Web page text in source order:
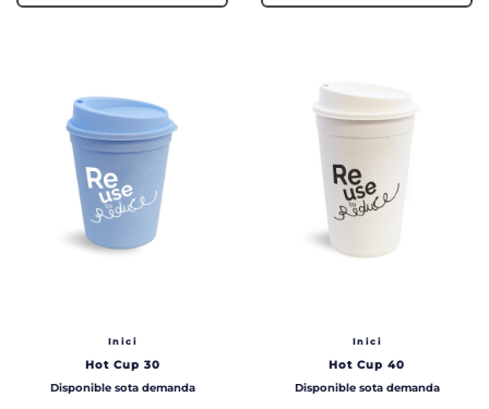
Inici
Hot Cup 30
Preu
Disponible sota demanda
Inici
Hot Cup 40
Preu
Disponible sota demanda